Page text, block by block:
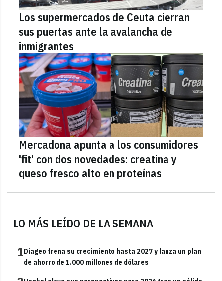
LO MÁS LEÍDO DE LA SEMANA
1Diageo frena su crecimiento hasta 2027 y lanza un plan
de ahorro de 1.000 millones de dólares
Los supermercados de Ceuta cierran
sus puertas ante la avalancha de
inmigrantes
Mercadona apunta a los consumidores
'fit' con dos novedades: creatina y
queso fresco alto en proteínas